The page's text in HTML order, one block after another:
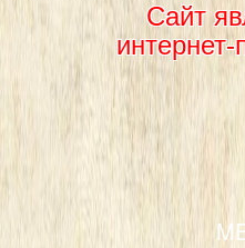
Сайт
SKIP TO CONTENT